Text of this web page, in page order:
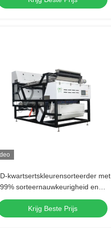
kwartsertskleurensorteerder met
sorteernauwkeurigheid en
cameradetectie voor het
van mineralen
Krijg Beste Prijs